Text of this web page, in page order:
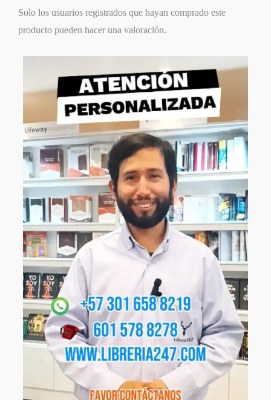
Solo los usuarios registrados que hayan comprado este
producto pueden hacer una valoración.